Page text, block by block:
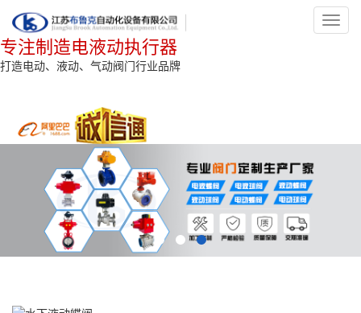
专注制造电液动执行器
打造电动、液动、气动阀门行业品牌